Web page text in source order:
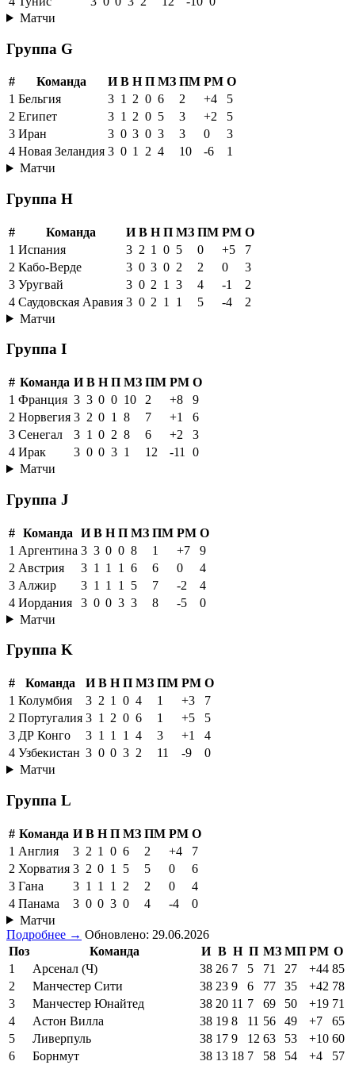
Матчи
Группа G
# Команда И В Н П МЗ ПМ РМ О
1 Бельгия 3 1 2 0 6 2 +4
5
2 Египет 3 1 2 0 5 3 +2
5
3 Иран 3 0 3 0 3 3 0
3
4 Новая Зеландия 3 0 1 2 4 10 -6
1
Матчи
Группа H
# Команда И В Н П МЗ ПМ РМ О
1 Испания 3 2 1 0 5 0 +5
7
2 Кабо-Верде 3 0 3 0 2 2 0
3
3 Уругвай 3 0 2 1 3 4 -1
2
4 Саудовская Аравия 3 0 2 1 1 5 -4
2
Матчи
Группа I
# Команда И В Н П МЗ ПМ РМ О
1 Франция 3 3 0 0 10 2 +8
9
2 Норвегия 3 2 0 1 8 7 +1
6
3 Сенегал 3 1 0 2 8 6 +2
3
4 Ирак 3 0 0 3 1 12 -11
0
Матчи
Группа J
# Команда И В Н П МЗ ПМ РМ О
1 Аргентина 3 3 0 0 8 1 +7
9
2 Австрия 3 1 1 1 6 6 0
4
3 Алжир 3 1 1 1 5 7 -2
4
4 Иордания 3 0 0 3 3 8 -5
0
Матчи
Группа K
# Команда И В Н П МЗ ПМ РМ О
1 Колумбия 3 2 1 0 4 1 +3
7
2 Португалия 3 1 2 0 6 1 +5
5
3 ДР Конго 3 1 1 1 4 3 +1
4
4 Узбекистан 3 0 0 3 2 11 -9
0
Матчи
Группа L
# Команда И В Н П МЗ ПМ РМ О
1 Англия 3 2 1 0 6 2 +4
7
2 Хорватия 3 2 0 1 5 5 0
6
3 Гана 3 1 1 1 2 2 0
4
4 Панама 3 0 0 3 0 4 -4
0
Матчи
Подробнее → Обновлено: 29.06.2026
Поз
Команда И В Н П МЗ МП РМ О
1
Арсенал (Ч) 38 26 7 5 71 27 +44 85
2
Манчестер Сити 38 23 9 6 77 35 +42 78
3
Манчестер Юнайтед 38 20 11 7 69 50 +19 71
4
Астон Вилла 38 19 8 11 56 49 +7
65
5
Ливерпуль 38 17 9 12 63 53 +10 60
6
Борнмут 38 13 18 7 58 54 +4
57